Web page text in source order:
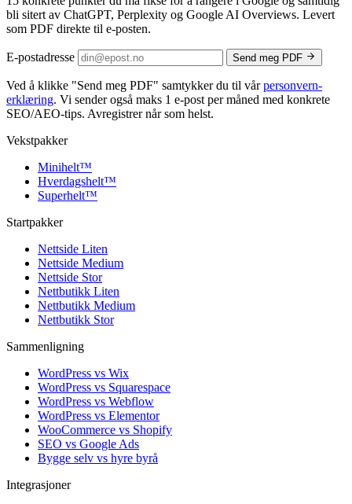
bli sitert av ChatGPT, Perplexity og Google AI Overviews. Levert
som PDF direkte til e-posten.
E-postadresse Send meg PDF
Ved å klikke "Send meg PDF" samtykker du til vårpersonvern­
erklæring. Vi sender også maks 1 e-post per måned med konkrete
SEO/AEO-tips. Avregistrer når som helst.
Vekstpakker
Minihelt™
Hverdagshelt™
Superhelt™
Startpakker
Nettside Liten
Nettside Medium
Nettside Stor
Nettbutikk Liten
Nettbutikk Medium
Nettbutikk Stor
Sammenligning
WordPress vs Wix
WordPress vs Squarespace
WordPress vs Webflow
WordPress vs Elementor
WooCommerce vs Shopify
SEO vs Google Ads
Bygge selv vs hyre byrå
Integrasjoner